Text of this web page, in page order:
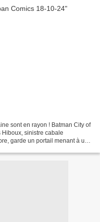
sont en rayon ! Batman City of
sinistre cabale
garde un portail menant à une